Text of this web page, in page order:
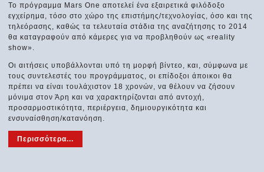
Το πρόγραμμα Mars One αποτελεί ένα εξαιρετικά φιλόδοξο
εγχείρημα, τόσο στο χώρο της επιστήμης/τεχνολογίας, όσο και της
τηλεόρασης, καθώς τα τελευταία στάδια της αναζήτησης το 2014
θα καταγραφούν από κάμερες για να προβληθούν ως «reality
show».
Οι αιτήσεις υποβάλλονται υπό τη μορφή βίντεο, και, σύμφωνα με
τους συντελεστές του προγράμματος, οι επίδοξοι άποικοι θα
πρέπει να είναι τουλάχιστον 18 χρονών, να θέλουν να ζήσουν
μόνιμα στον Άρη και να χαρακτηρίζονται από αντοχή,
προσαρμοστικότητα, περιέργεια, δημιουργικότητα και
ενσυναίσθηση/κατανόηση.
Περισσότερα...